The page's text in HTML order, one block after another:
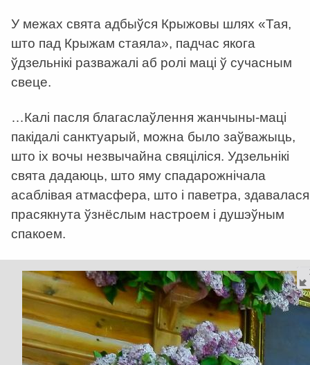
У межах свята адбыўся Крыжовы шлях «Тая,
што пад Крыжам стаяла», падчас якога
ўдзельнікі разважалі аб ролі маці ў сучасным
свеце.
…Калі пасля благаслаўлення жанчыны-маці
пакідалі санктуарый, можна было заўважыць,
што іх вoчы нeзвычaйнa cвяцiлicя. Удзельнікі
свята дадаюць, што яму спадарожнічала
асаблівая атмасфера, што і паветра,
прасякнута ўзнёслым настроем і душэўным
спакоем.